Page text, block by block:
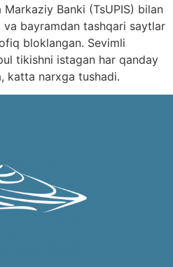
Banki (TsUPIS) bilan
bayramdan tashqari saytlar
bloklangan. Sevimli
tikishni istagan har qanday
katta narxga tushadi.